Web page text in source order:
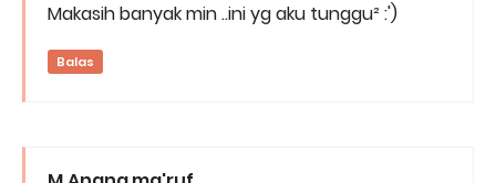
Makasih banyak min ..ini yg aku tunggu² :')
Balas